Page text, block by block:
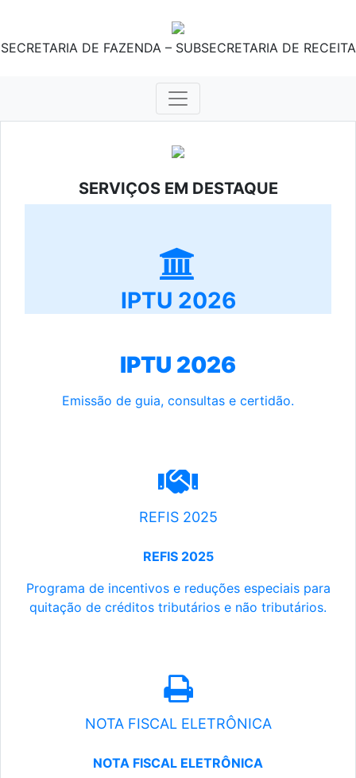
SECRETARIA DE FAZENDA – SUBSECRETARIA DE RECEITA
SERVIÇOS EM DESTAQUE
IPTU 2026
IPTU 2026
Emissão de guia, consultas e certidão.
REFIS 2025
REFIS 2025
Programa de incentivos e reduções especiais para
quitação de créditos tributários e não tributários.
NOTA FISCAL ELETRÔNICA
NOTA FISCAL ELETRÔNICA